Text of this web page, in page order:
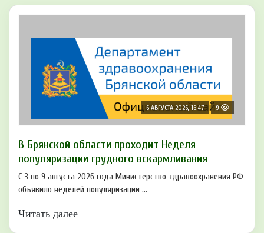
6 АВГУСТА 2026, 16:47 9
В Брянской области проходит Неделя
популяризации грудного вскармливания
С 3 по 9 августа 2026 года Министерство здравоохранения РФ
объявило неделей популяризации ...
Читать далее